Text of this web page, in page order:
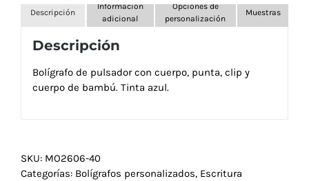
Descripción
Información
adicional
Opciones de
personalización
Muestras
Descripción
Bolígrafo de pulsador con cuerpo, punta, clip y
cuerpo de bambú. Tinta azul.
SKU: MO2606-40
Categorías: Bolígrafos personalizados, Escritura